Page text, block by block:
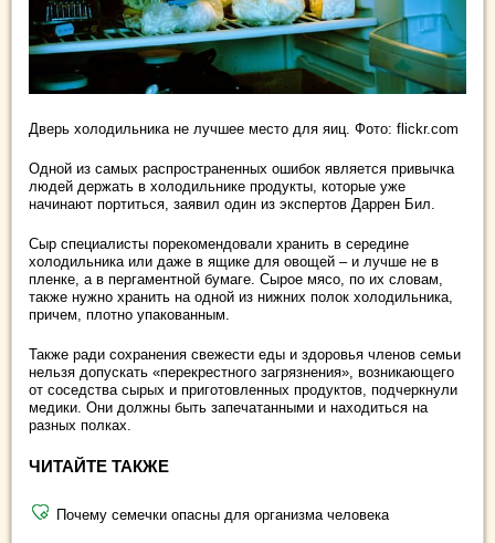
Дверь холодильника не лучшее место для яиц. Фото: flickr.com
Одной из самых распространенных ошибок является привычка
людей держать в холодильнике продукты, которые уже
начинают портиться, заявил один из экспертов Даррен Бил.
Сыр специалисты порекомендовали хранить в середине
холодильника или даже в ящике для овощей – и лучше не в
пленке, а в пергаментной бумаге. Сырое мясо, по их словам,
также нужно хранить на одной из нижних полок холодильника,
причем, плотно упакованным.
Также ради сохранения свежести еды и здоровья членов семьи
нельзя допускать «перекрестного загрязнения», возникающего
от соседства сырых и приготовленных продуктов, подчеркнули
медики. Они должны быть запечатанными и находиться на
разных полках.
ЧИТАЙТЕ ТАКЖЕ
Почему семечки опасны для организма человека